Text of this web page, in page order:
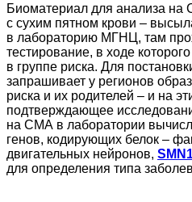
Биоматериал для анализа
с сухим пятном крови –
в лабораторию МГНЦ, там
тестирование, в ходе
в группе риска. Для
запрашивает у регионов
риска и их родителей – и на
подтверждающее
на СМА в лаборатории
генов, кодирующих белок –
двигательных нейронов,
для определения типа